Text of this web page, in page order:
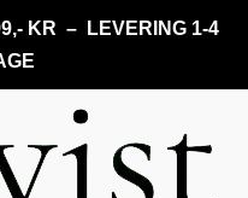
KR – LEVERING 1-4